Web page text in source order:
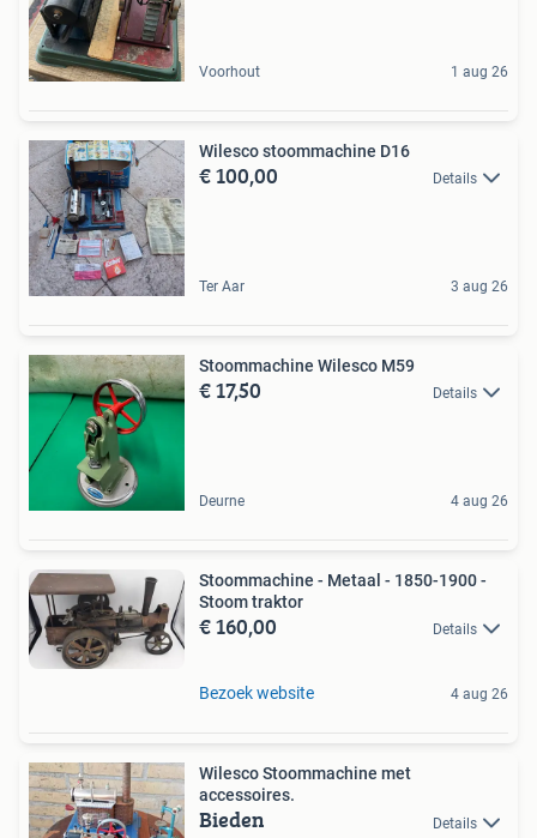
Voorhout 1 aug 26
Wilesco stoommachine D16
€ 100,00 Details
Ter Aar 3 aug 26
Stoommachine Wilesco M59
€ 17,50 Details
Deurne 4 aug 26
Stoommachine - Metaal - 1850-1900 -
Stoom traktor
€ 160,00 Details
Bezoek website 4 aug 26
Wilesco Stoommachine met
accessoires.
Bieden Details